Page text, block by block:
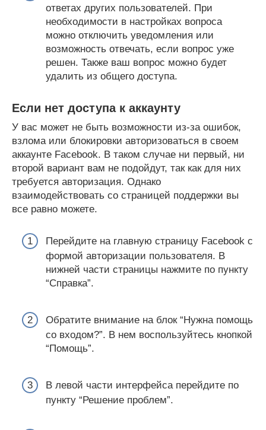
ответах других пользователей. При
необходимости в настройках вопроса
можно отключить уведомления или
возможность отвечать, если вопрос уже
решен. Также ваш вопрос можно будет
удалить из общего доступа.
Если нет доступа к аккаунту
У вас может не быть возможности из-за ошибок,
взлома или блокировки авторизоваться в своем
аккаунте Facebook. В таком случае ни первый, ни
второй вариант вам не подойдут, так как для них
требуется авторизация. Однако
взаимодействовать со страницей поддержки вы
все равно можете.
Перейдите на главную страницу Facebook с
формой авторизации пользователя. В
нижней части страницы нажмите по пункту
“Справка”.
Обратите внимание на блок “Нужна помощь
со входом?”. В нем воспользуйтесь кнопкой
“Помощь”.
В левой части интерфейса перейдите по
пункту “Решение проблем”.